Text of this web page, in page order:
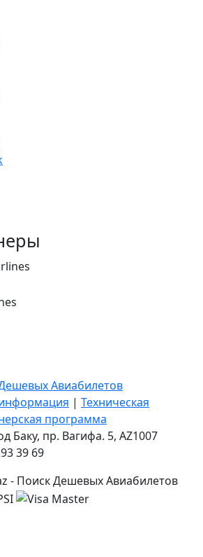
| Техническая
программа
Баку, пр. Вагифа. 5, AZ1007
39 69
- Поиск Дешевых Авиабилетов